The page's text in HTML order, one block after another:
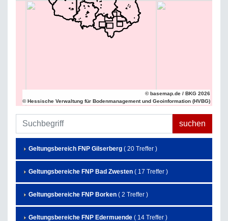
© basemap.de / BKG 2026
© Hessische Verwaltung für Bodenmanagement und Geoinformation (HVBG)
Geltungsbereich FNP Gilserberg ( 20 Treffer )
Geltungsbereiche FNP Bad Zwesten ( 17 Treffer )
Geltungsbereiche FNP Borken ( 2 Treffer )
Geltungsbereiche FNP Edermuende ( 14 Treffer )